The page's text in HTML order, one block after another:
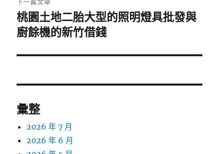
下
一
文
桃園土地二胎大型的照明燈具批發與
廚餘機的新竹借錢
彙整
2026 年 7 月
2026 年 6 月